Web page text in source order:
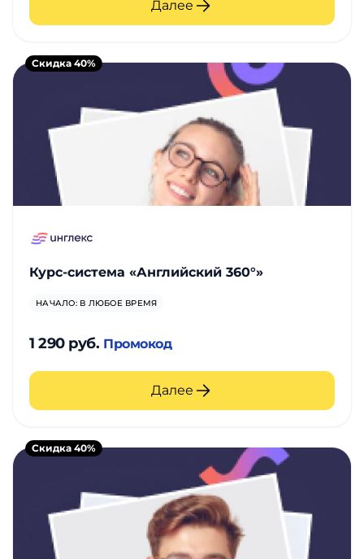
Далее
Курс-система «Английский 360°»
НАЧАЛО: В ЛЮБОЕ ВРЕМЯ
1 290 руб. Промокод
Далее
Скидка 40%
Скидка 40%